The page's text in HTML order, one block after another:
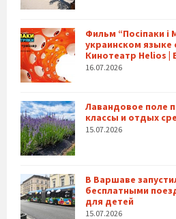
Фильм “Посіпаки і
украинском языке
Кинотеатр Helios |
16.07.2026
Лавандовое поле
классы и отдых
15.07.2026
В Варшаве
бесплатными
для детей
15.07.2026